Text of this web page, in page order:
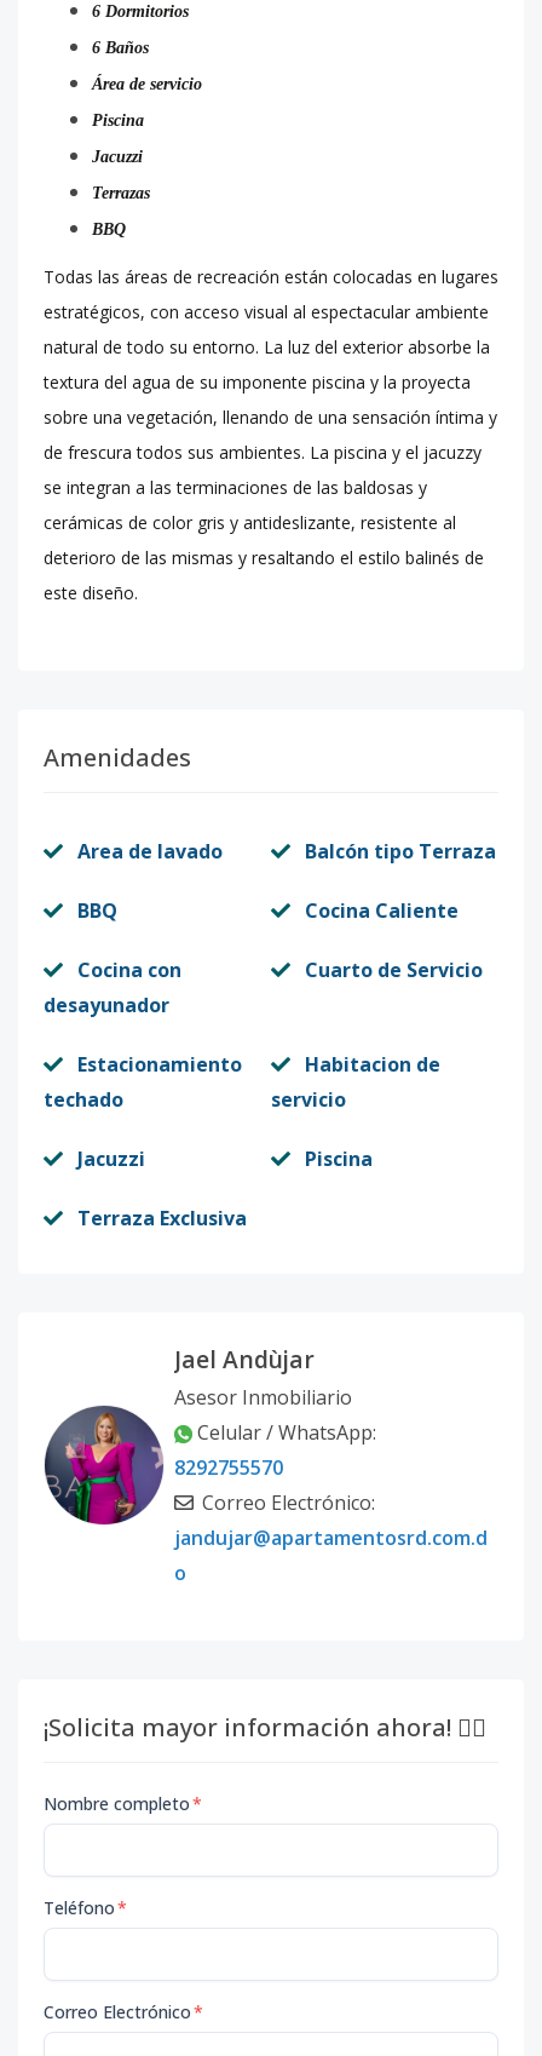
6 Dormitorios
6 Baños
Área de servicio
Piscina
Jacuzzi
Terrazas
BBQ
Todas las áreas de recreación están colocadas en lugares
estratégicos, con acceso visual al espectacular ambiente
natural de todo su entorno. La luz del exterior absorbe la
textura del agua de su imponente piscina y la proyecta
sobre una vegetación, llenando de una sensación íntima y
de frescura todos sus ambientes. La piscina y el jacuzzy
se integran a las terminaciones de las baldosas y
cerámicas de color gris y antideslizante, resistente al
deterioro de las mismas y resaltando el estilo balinés de
este diseño.
Amenidades
Area de lavado Balcón tipo Terraza
BBQ Cocina Caliente
Cocina con
desayunador
Cuarto de Servicio
Estacionamiento
techado
Habitacion de
servicio
Jacuzzi Piscina
Terraza Exclusiva
Jael Andùjar
Asesor Inmobiliario
Celular / WhatsApp:
8292755570
Correo Electrónico:
jandujar@apartamentosrd.com.d
o
¡Solicita mayor información ahora! 👇🏽
Nombre completo*
Teléfono*
Correo Electrónico*